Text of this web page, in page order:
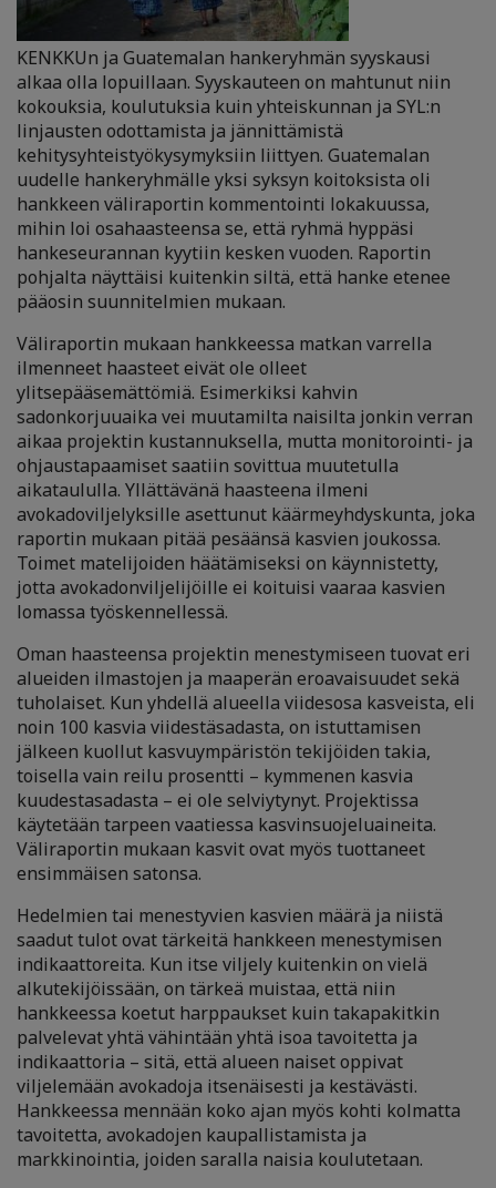
KENKKUn ja Guatemalan hankeryhmän syyskausi
alkaa olla lopuillaan. Syyskauteen on mahtunut niin
kokouksia, koulutuksia kuin yhteiskunnan ja SYL:n
linjausten odottamista ja jännittämistä
kehitysyhteistyökysymyksiin liittyen. Guatemalan
uudelle hankeryhmälle yksi syksyn koitoksista oli
hankkeen väliraportin kommentointi lokakuussa,
mihin loi osahaasteensa se, että ryhmä hyppäsi
hankeseurannan kyytiin kesken vuoden. Raportin
pohjalta näyttäisi kuitenkin siltä, että hanke etenee
pääosin suunnitelmien mukaan.
Väliraportin mukaan hankkeessa matkan varrella
ilmenneet haasteet eivät ole olleet
ylitsepääsemättömiä. Esimerkiksi kahvin
sadonkorjuuaika vei muutamilta naisilta jonkin verran
aikaa projektin kustannuksella, mutta monitorointi- ja
ohjaustapaamiset saatiin sovittua muutetulla
aikataululla. Yllättävänä haasteena ilmeni
avokadoviljelyksille asettunut käärmeyhdyskunta, joka
raportin mukaan pitää pesäänsä kasvien joukossa.
Toimet matelijoiden häätämiseksi on käynnistetty,
jotta avokadonviljelijöille ei koituisi vaaraa kasvien
lomassa työskennellessä.
Oman haasteensa projektin menestymiseen tuovat eri
alueiden ilmastojen ja maaperän eroavaisuudet sekä
tuholaiset. Kun yhdellä alueella viidesosa kasveista, eli
noin 100 kasvia viidestäsadasta, on istuttamisen
jälkeen kuollut kasvuympäristön tekijöiden takia,
toisella vain reilu prosentti – kymmenen kasvia
kuudestasadasta – ei ole selviytynyt. Projektissa
käytetään tarpeen vaatiessa kasvinsuojeluaineita.
Väliraportin mukaan kasvit ovat myös tuottaneet
ensimmäisen satonsa.
Hedelmien tai menestyvien kasvien määrä ja niistä
saadut tulot ovat tärkeitä hankkeen menestymisen
indikaattoreita. Kun itse viljely kuitenkin on vielä
alkutekijöissään, on tärkeä muistaa, että niin
hankkeessa koetut harppaukset kuin takapakitkin
palvelevat yhtä vähintään yhtä isoa tavoitetta ja
indikaattoria – sitä, että alueen naiset oppivat
viljelemään avokadoja itsenäisesti ja kestävästi.
Hankkeessa mennään koko ajan myös kohti kolmatta
tavoitetta, avokadojen kaupallistamista ja
markkinointia, joiden saralla naisia koulutetaan.